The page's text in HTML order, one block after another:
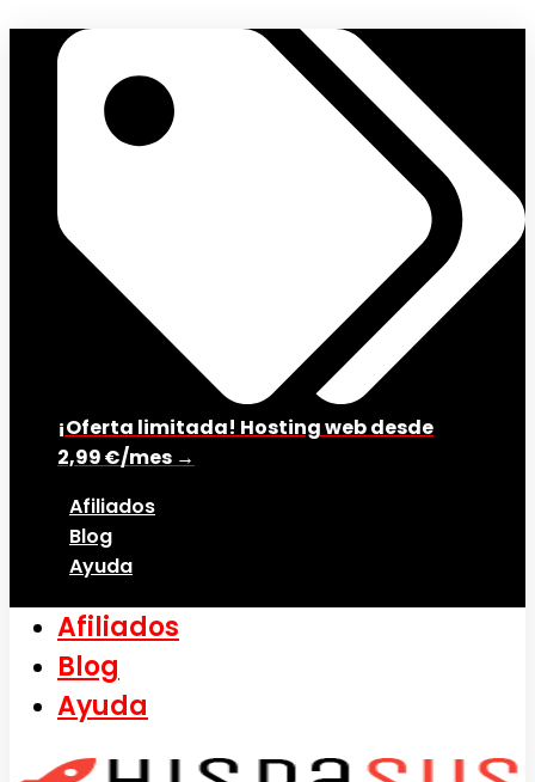
¡Oferta limitada! Hosting web desde
2,99 €/mes →
Afiliados
Blog
Ayuda
Afiliados
Blog
Ayuda